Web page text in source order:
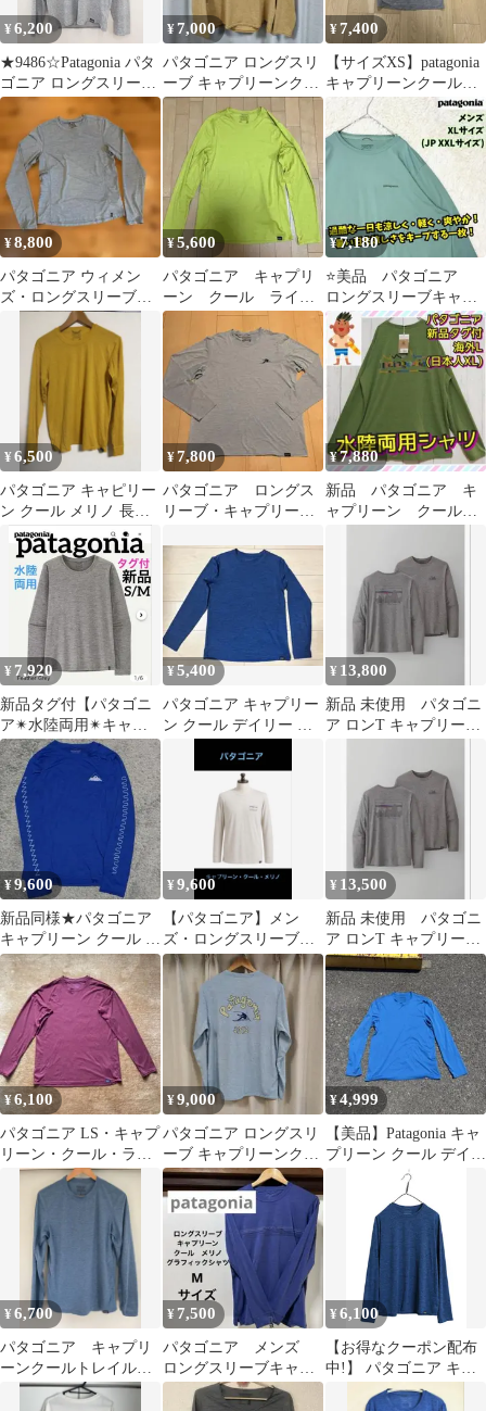
¥6,200
★9486☆Patagonia パタ
ゴニア ロングスリーブ
キャプリーン クール デ
イリー グラフィック シ
ャツ 45190SP20 XS
¥7,000
パタゴニア ロングスリ
ーブ キャプリーンクー
ルデイリー M イエロー
45190
¥7,400
【サイズXS】patagonia
キャプリーンクールデ
イリー ロングスリーブ
¥8,800
パタゴニア ウィメン
ズ・ロングスリーブ・
キャプリーン・クー
ル・サン・シャツ S
¥5,600
パタゴニア キャプリ
ーン クール ライト
ウェイト ロングスリ
¥7,180
⭐️美品 パタゴニア
ロングスリーブキャプ
リーン クール デイリー
シャツ XL
¥6,500
パタゴニア キャピリー
ン クール メリノ 長袖
Sサイズ 黄 STY44550
¥7,800
パタゴニア ロングス
リーブ・キャプリー
ー・シャツ M 水色
¥7,880
新品 パタゴニア キ
ャプリーン クールデ
ド 速乾 緑 ＸＬ
¥ 7,920
新品タグ付【パタゴニ
ア✴︎水陸両用✴︎キャプ
リーンクールデイリー
シャツ】長袖SM
¥5,400
パタゴニア キャプリー
ン クール デイリー レ
¥ 13,800
新品 未使用 パタゴニ
ア ロンT キャプリー
ロングスリーブ
¥9,600
新品同様★パタゴニア
キャプリーン クール デ
イリー ロングスリーブ
Sサイズ
¥9,600
【パタゴニア】メン
ズ・ロングスリーブ・
キャプリーン・クー
ル・メリノ
¥ 13,500
新品 未使用 パタゴニ
ア ロンT キャプリー
ン・クール・デイリー
ロングスリーブ
¥6,100
パタゴニア LS・キャプ
リーン・クール・ライ
トウェイト・シャツ US
Lサイズ
¥9,000
パタゴニア ロングスリ
ーブ キャプリーンクー
ルデイリー M ブルー
VMBY
¥4,999
【美品】Patagonia キャ
プリーン クール デイリ
¥6,700
パタゴニア キャプリ
ーンクールトレイル
ロングスリーブTシャ
¥ 7,500
パタゴニア メンズ
ロングスリーブキャプ
リーンクールメリノグ
¥6,100
【お得なクーポン配布
中!】 パタゴニア キャ
プリーン 長袖 Tシャツ